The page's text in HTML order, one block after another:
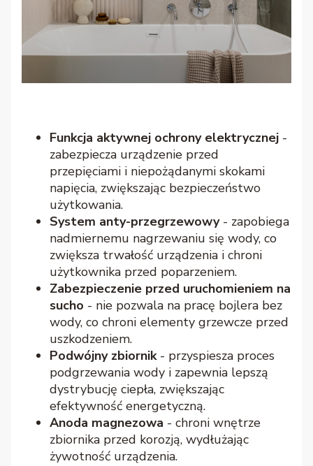
Funkcja aktywnej ochrony elektrycznej -
zabezpiecza urządzenie przed
przepięciami i niepożądanymi skokami
napięcia, zwiększając bezpieczeństwo
użytkowania.
System anty-przegrzewowy- zapobiega
nadmiernemu nagrzewaniu się wody, co
zwiększa trwałość urządzenia i chroni
użytkownika przed poparzeniem.
Zabezpieczenie przed uruchomieniem na
sucho - nie pozwala na pracę bojlera bez
wody, co chroni elementy grzewcze przed
uszkodzeniem.
Podwójny zbiornik- przyspiesza proces
podgrzewania wody i zapewnia lepszą
dystrybucję ciepła, zwiększając
efektywność energetyczną.
Anoda magnezowa - chroni wnętrze
zbiornika przed korozją, wydłużając
żywotność urządzenia.